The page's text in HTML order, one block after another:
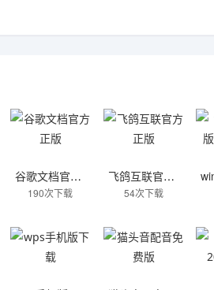
谷歌文档官方正版
190次下载
飞鸽互联官方正版
54次下载